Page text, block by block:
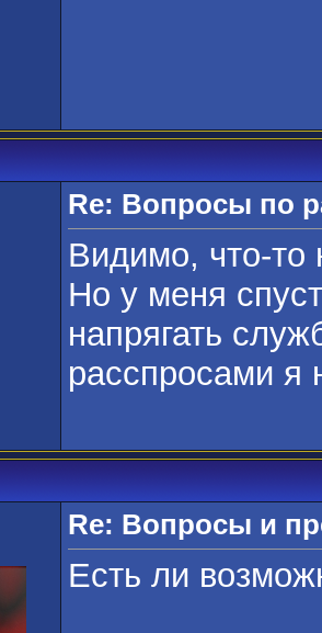
Re: Вопросы по
Видимо, что-то
Но у меня
напрягать
расспросами я
Re: Вопросы и
Есть ли